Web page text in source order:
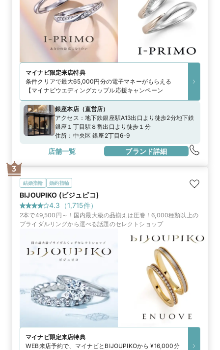
マイナビ限定来店特典
条件クリアで最大65,000円分の電子マネーがもらえる
【マイナビウエディングカップル応援キャンペーン
銀座本店（直営店）
アクセス： 地下鉄銀座駅A13出口より徒歩2分地下鉄
銀座１丁目駅８番出口より徒歩１分
住所： 中央区 銀座2丁目6-9
店舗一覧 ブランド詳細
結婚指輪 婚約指輪
BIJOUPIKO (ビジュピコ)
4.3 （1,715件）
2本で49,500円～！国内最大級の品揃えは圧巻！6,000種類以上の
ブライダルリングから選べる話題のセレクトショップ
マイナビ限定来店特典
WEB来店予約で、マイナビとBIJOUPIKOから ¥16,000分
3